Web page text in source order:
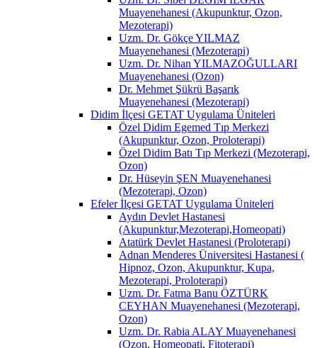
Muayenehanesi (Akupunktur, Ozon,
Mezoterapi)
Uzm. Dr. Gökçe YILMAZ
Muayenehanesi (Mezoterapi)
Uzm. Dr. Nihan YILMAZOĞULLARI
Muayenehanesi (Ozon)
Dr. Mehmet Şükrü Başarık
Muayenehanesi (Mezoterapi)
Didim İlçesi GETAT Uygulama Üniteleri
Özel Didim Egemed Tıp Merkezi
(Akupunktur, Ozon, Proloterapi)
Özel Didim Batı Tıp Merkezi (Mezoterapi,
Ozon)
Dr. Hüseyin ŞEN Muayenehanesi
(Mezoterapi, Ozon)
Efeler İlçesi GETAT Uygulama Üniteleri
Aydın Devlet Hastanesi
(Akupunktur,Mezoterapi,Homeopati)
Atatürk Devlet Hastanesi (Proloterapi)
Adnan Menderes Üniversitesi Hastanesi (
Hipnoz, Ozon, Akupunktur, Kupa,
Mezoterapi, Proloterapi)
Uzm. Dr. Fatma Banu ÖZTÜRK
CEYHAN Muayenehanesi (Mezoterapi,
Ozon)
Uzm. Dr. Rabia ALAY Muayenehanesi
(Ozon, Homeopati, Fitoterapi)